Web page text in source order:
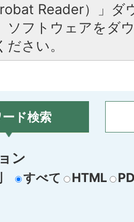
Reader）」ダ
ソフトウェアをダ
ださい。
ド検索
ン
すべて HTML